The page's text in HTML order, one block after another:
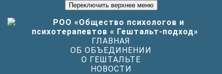
Переключить верхнее меню
ГЛАВНАЯ
ОБ ОБЪЕДИНЕНИИ
О ГЕШТАЛЬТЕ
НОВОСТИ